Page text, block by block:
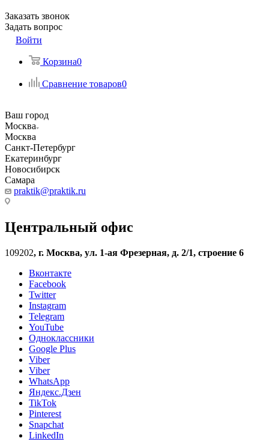
Заказать звонок
Задать вопрос
Войти
Корзина0
Сравнение товаров0
Ваш город
Москва
Москва
Санкт-Петербург
Екатеринбург
Новосибирск
Самара
praktik@praktik.ru
Центральный офис
109202, г. Москва, ул. 1-ая Фрезерная, д. 2/1, строение 6
Вконтакте
Facebook
Twitter
Instagram
Telegram
YouTube
Одноклассники
Google Plus
Viber
Viber
WhatsApp
Яндекс.Дзен
TikTok
Pinterest
Snapchat
LinkedIn